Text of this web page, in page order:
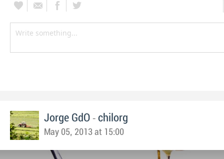
Jorge GdO - chilorg
May 05, 2013 at 15:00